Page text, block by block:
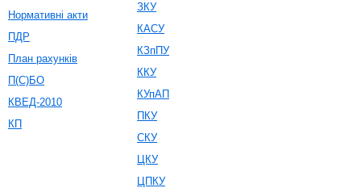
Нормативні акти
ПДР
План рахунків
П(С)БО
КВЕД-2010
КП
ЗКУ
КАСУ
КЗпПУ
ККУ
КУпАП
ПКУ
СКУ
ЦКУ
ЦПКУ